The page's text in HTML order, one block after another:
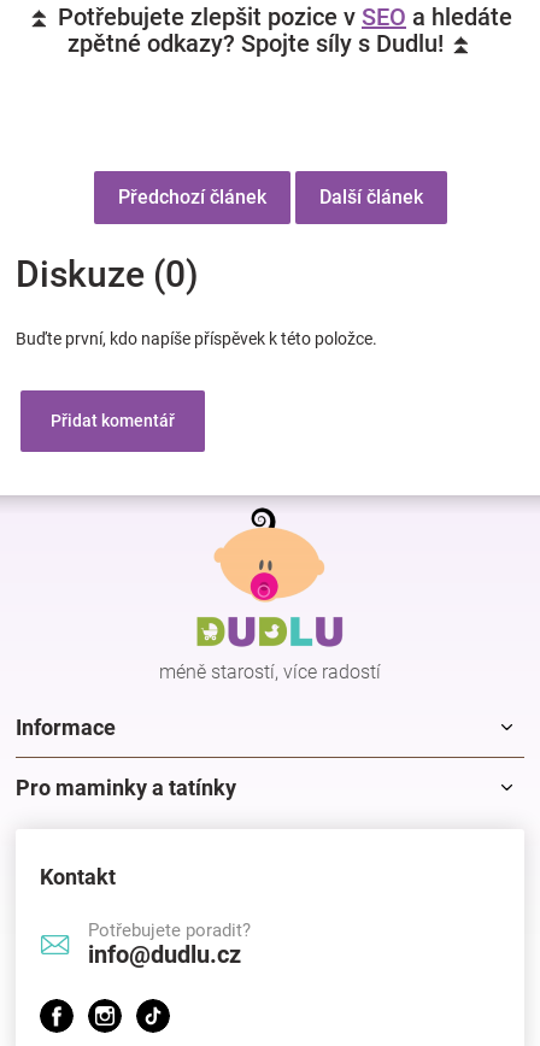
⏫ Potřebujete zlepšit pozice v SEO a hledáte
zpětné odkazy? Spojte síly s Dudlu! ⏫
Předchozí článek Další článek
Diskuze (0)
Buďte první, kdo napíše příspěvek k této položce.
Přidat komentář
Z
méně starostí, více radostí
Informace
Pro maminky a tatínky
Kontakt
Potřebujete poradit?
info@dudlu.cz